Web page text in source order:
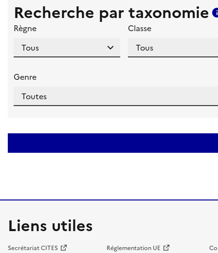
Recherche par taxonomie
Règne Classe
Genre
Liens utiles
Secrétariat CITES Réglementation UE